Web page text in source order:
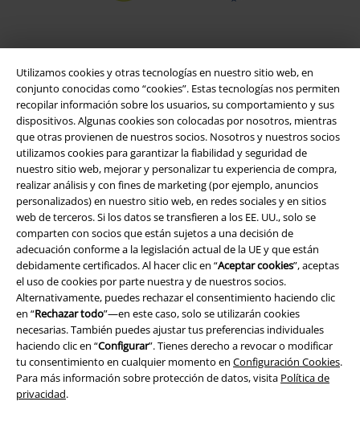
Utilizamos cookies y otras tecnologías en nuestro sitio web, en
conjunto conocidas como “cookies”. Estas tecnologías nos permiten
recopilar información sobre los usuarios, su comportamiento y sus
dispositivos. Algunas cookies son colocadas por nosotros, mientras
que otras provienen de nuestros socios. Nosotros y nuestros socios
utilizamos cookies para garantizar la fiabilidad y seguridad de
nuestro sitio web, mejorar y personalizar tu experiencia de compra,
realizar análisis y con fines de marketing (por ejemplo, anuncios
personalizados) en nuestro sitio web, en redes sociales y en sitios
web de terceros. Si los datos se transfieren a los EE. UU., solo se
comparten con socios que están sujetos a una decisión de
adecuación conforme a la legislación actual de la UE y que están
debidamente certificados. Al hacer clic en “Aceptar cookies”, aceptas
el uso de cookies por parte nuestra y de nuestros socios.
Alternativamente, puedes rechazar el consentimiento haciendo clic
en “Rechazar todo”—en este caso, solo se utilizarán cookies
necesarias. También puedes ajustar tus preferencias individuales
haciendo clic en “Configurar”. Tienes derecho a revocar o modificar
tu consentimiento en cualquier momento en Configuración Cookies.
Para más información sobre protección de datos, visita Política de
privacidad.
Legal
Términos y Condiciones
Aviso Legal
Ley protección de datos
Eliminación de residuos y protección del medioambiente
Declaración de Conformidad
Información sobre accesibilidad